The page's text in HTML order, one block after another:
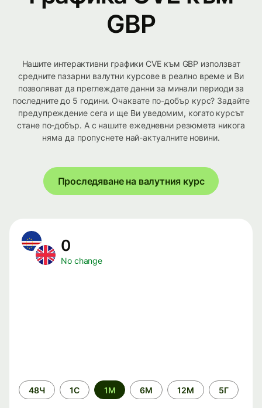
GBP
Нашите интерактивни графики CVE към GBP използват
средните пазарни валутни курсове в реално време и Ви
позволяват да преглеждате данни за минали периоди за
последните до 5 години. Очаквате по-добър курс? Задайте
предупреждение сега и ще Ви уведомим, когато курсът
стане по-добър. А с нашите ежедневни резюмета никога
няма да пропуснете най-актуалните новини.
Проследяване на валутния курс
0
No change
Time
period
48Ч 1С 1М 6М 12М 5Г